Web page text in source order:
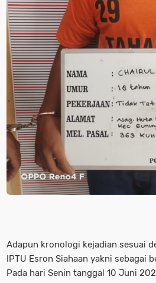
Adapun kronologi kejadian sesuai
IPTU Esron Siahaan yakni sebagai
Pada hari Senin tanggal 10 Juni